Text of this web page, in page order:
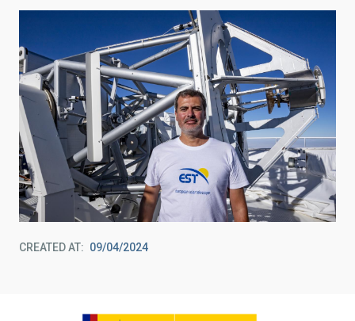
CREATED AT 09/04/2024